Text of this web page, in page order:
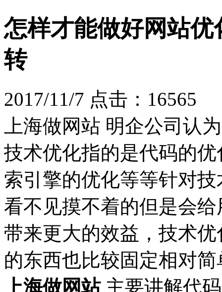
怎样才能做好网站
转
2017/11/7 点击：16565
上海做网站 明企公司认
技术优化指的是代码的
索引擎的优化等等针对
看不见摸不着的但是会
带来更大的效益，技术
的东西也比较固定相对
上海做网站主要讲解代